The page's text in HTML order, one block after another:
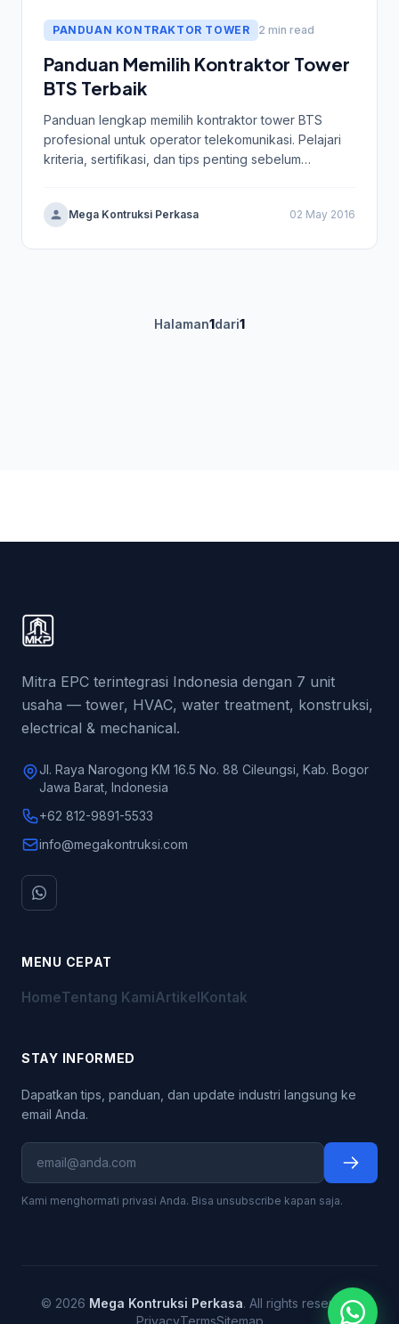
PANDUAN KONTRAKTOR TOWER 2 min read
Panduan Memilih Kontraktor Tower
BTS Terbaik
Panduan lengkap memilih kontraktor tower BTS
profesional untuk operator telekomunikasi. Pelajari
kriteria, sertifikasi, dan tips penting sebelum
Mega Kontruksi Perkasa 02 May 2016
Halaman1dari1
Mitra EPC terintegrasi Indonesia dengan 7 unit
usaha — tower, HVAC, water treatment, konstruksi,
electrical & mechanical.
Jl. Raya Narogong KM 16.5 No. 88 Cileungsi, Kab. Bogor
Jawa Barat, Indonesia
+62 812-9891-5533
info@megakontruksi.com
MENU CEPAT
HomeTentang KamiArtikel Kontak
STAY INFORMED
Dapatkan tips, panduan, dan update industri langsung ke
email Anda.
Kami menghormati privasi Anda. Bisa unsubscribe kapan saja.
© 2026 Mega Kontruksi Perkasa. All rights reserved.